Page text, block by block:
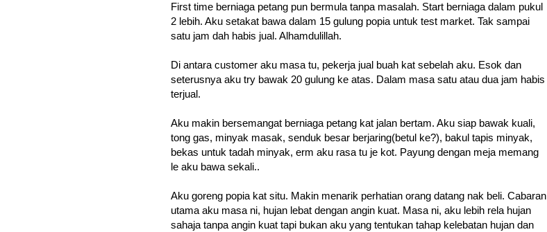
First time berniaga petang pun bermula tanpa masalah. Start berniaga dalam pukul
2 lebih. Aku setakat bawa dalam 15 gulung popia untuk test market. Tak sampai
satu jam dah habis jual. Alhamdulillah.
Di antara customer aku masa tu, pekerja jual buah kat sebelah aku. Esok dan
seterusnya aku try bawak 20 gulung ke atas. Dalam masa satu atau dua jam habis
terjual.
Aku makin bersemangat berniaga petang kat jalan bertam. Aku siap bawak kuali,
tong gas, minyak masak, senduk besar berjaring(betul ke?), bakul tapis minyak,
bekas untuk tadah minyak, erm aku rasa tu je kot. Payung dengan meja memang
le aku bawa sekali..
Aku goreng popia kat situ. Makin menarik perhatian orang datang nak beli. Cabaran
utama aku masa ni, hujan lebat dengan angin kuat. Masa ni, aku lebih rela hujan
sahaja tanpa angin kuat tapi bukan aku yang tentukan tahap kelebatan hujan dan